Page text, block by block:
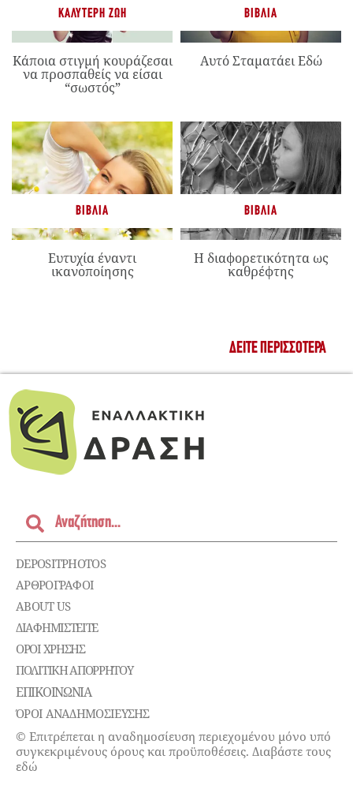
ΚΑΛΎΤΕΡΗ ΖΩΉ
Κάποια στιγμή κουράζεσαι
να προσπαθείς να είσαι
“σωστός”
ΒΙΒΛΊΑ
Αυτό Σταματάει Εδώ
ΒΙΒΛΊΑ
Ευτυχία έναντι
ικανοποίησης
ΒΙΒΛΊΑ
Η διαφορετικότητα ως
καθρέφτης
ΔΕΊΤΕ ΠΕΡΙΣΣΌΤΕΡΑ
DEPOSITPHOTOS
ΑΡΘΡΟΓΡΑΦΟΙ
ABOUT US
ΔΙΑΦΗΜΙΣΤΕΊΤΕ
ΌΡΟΙ ΧΡΉΣΗΣ
ΠΟΛΙΤΙΚΉ ΑΠΟΡΡΉΤΟΥ
ΕΠΙΚΟΙΝΩΝΊΑ
ΌΡΟΙ ΑΝΑΔΗΜΟΣΙΕΥΣΗΣ
© Επιτρέπεται η αναδημοσίευση περιεχομένου μόνο υπό
συγκεκριμένους όρους και προϋποθέσεις. Διαβάστε τους
εδώ